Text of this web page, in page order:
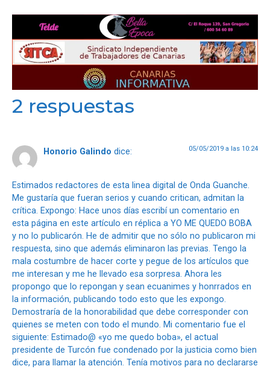
2 respuestas
Honorio Galindo dice: 05/05/2019 a las 10:24
Estimados redactores de esta linea digital de Onda Guanche.
Me gustaría que fueran serios y cuando critican, admitan la
crítica. Expongo: Hace unos días escribí un comentario en
esta página en este artículo en réplica a YO ME QUEDO BOBA
y no lo publicarón. He de admitir que no sólo no publicaron mi
respuesta, sino que además eliminaron las previas. Tengo la
mala costumbre de hacer corte y pegue de los artículos que
me interesan y me he llevado esa sorpresa. Ahora les
propongo que lo repongan y sean ecuanimes y honrrados en
la información, publicando todo esto que les expongo.
Demostraría de la honorabilidad que debe corresponder con
quienes se meten con todo el mundo. Mi comentario fue el
siguiente: Estimado@ «yo me quedo boba», el actual
presidente de Turcón fue condenado por la justicia como bien
dice, para llamar la atención. Tenía motivos para no declararse